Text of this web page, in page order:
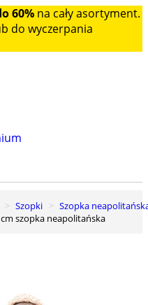
60% na cały asortyment.
do wyczerpania
Szopki
Szopka
cm szopka neapolitańska